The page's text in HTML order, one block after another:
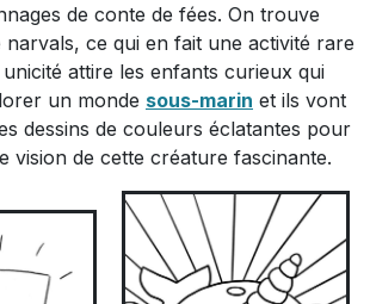
de conte de fées. On trouve
narvals, ce qui en fait une activité rare
attire les enfants curieux qui
un monde sous-marin et ils vont
dessins de couleurs éclatantes pour
vision de cette créature fascinante.